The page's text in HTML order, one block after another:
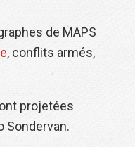
de MAPS
, conflits armés,
projetées
Sondervan.